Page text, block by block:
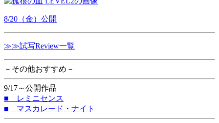
8/20（金）公開
≫≫試写Review一覧
－その他おすすめ－
9/17～公開作品
■ レミニセンス
■ マスカレード・ナイト